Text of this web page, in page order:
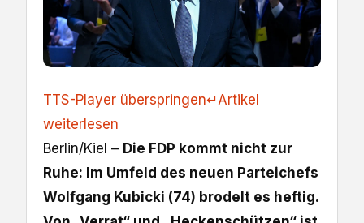
TTS-Player überspringen↵Artikel
weiterlesen
Berlin/Kiel – Die FDP kommt nicht zur
Ruhe: Im Umfeld des neuen Parteichefs
Wolfgang Kubicki (74) brodelt es heftig.